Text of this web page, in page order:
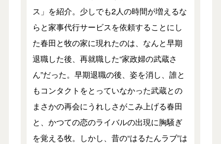
ス」を紹介。少しでも2人の時間が増えるな
らと家事代行サービスを依頼することにし
た春田と牧の家に現れたのは、なんと早期
退職した後、再就職した“家政婦の武蔵さ
ん”だった。早期退職の後、姿を消し、誰と
もコンタクトをとっていなかった武蔵との
まさかの再会にうれしさがこみ上げる春田
と、かつての恋のライバルの出現に胸騒ぎ
を覚える牧。しかし、昔の“はるたんラブ”は